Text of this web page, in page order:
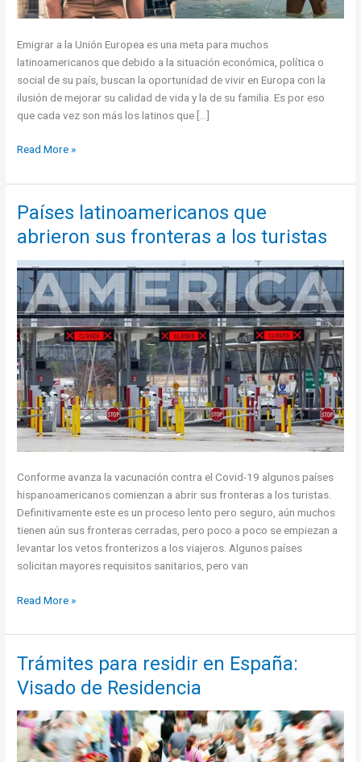
Emigrar a la Unión Europea es una meta para muchos
latinoamericanos que debido a la situación económica, política o
social de su país, buscan la oportunidad de vivir en Europa con la
ilusión de mejorar su calidad de vida y la de su familia. Es por eso
que cada vez son más los latinos que […]
¿Cómo
a
siendo
latino?
Read More »
Países latinoamericanos que
abrieron sus fronteras a los turistas
Conforme avanza la vacunación contra el Covid-19 algunos países
hispanoamericanos comienzan a abrir sus fronteras a los turistas.
Definitivamente este es un proceso lento pero seguro, aún muchos
tienen aún sus fronteras cerradas, pero poco a poco se empiezan a
levantar los vetos fronterizos a los viajeros. Algunos países
solicitan mayores requisitos sanitarios, pero van
Países
que
sus
fronteras
los
turistas
Read More »
Trámites para residir en España:
Visado de Residencia